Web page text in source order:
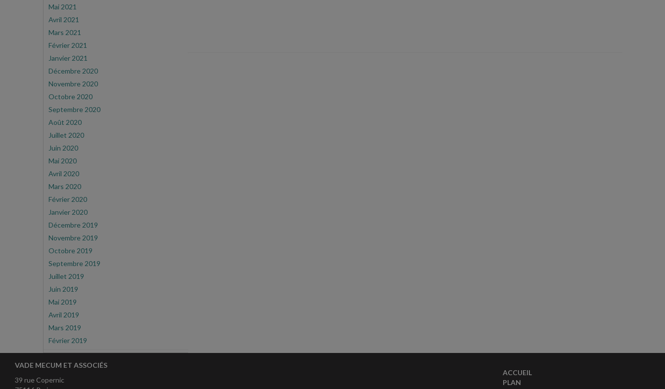
Mai 2021
Avril 2021
Mars 2021
Février 2021
Janvier 2021
Décembre 2020
Novembre 2020
Octobre 2020
Septembre 2020
Août 2020
Juillet 2020
Juin 2020
Mai 2020
Avril 2020
Mars 2020
Février 2020
Janvier 2020
Décembre 2019
Novembre 2019
Octobre 2019
Septembre 2019
Juillet 2019
Juin 2019
Mai 2019
Avril 2019
Mars 2019
Février 2019
VADE MECUM ET ASSOCIÉS
39 rue Copernic
ACCUEIL
PLAN